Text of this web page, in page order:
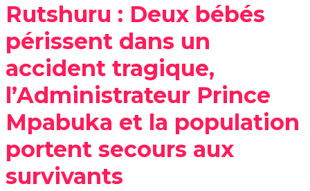
Rutshuru : Deux bébés
périssent dans un
accident tragique,
l’Administrateur Prince
Mpabuka et la population
portent secours aux
survivants